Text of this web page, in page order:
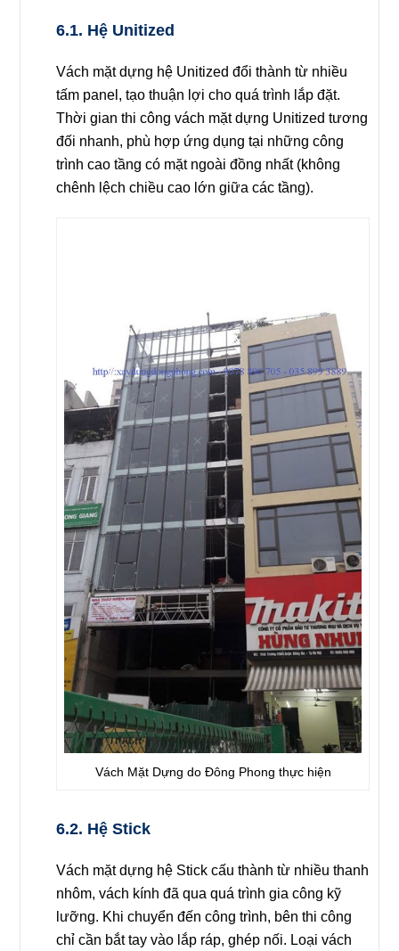
6.1. Hệ Unitized
Vách mặt dựng hệ Unitized đổi thành từ nhiều
tấm panel, tạo thuận lợi cho quá trình lắp đặt.
Thời gian thi công vách mặt dựng Unitized tương
đối nhanh, phù hợp ứng dụng tại những công
trình cao tầng có mặt ngoài đồng nhất (không
chênh lệch chiều cao lớn giữa các tầng).
Vách Mặt Dựng do Đông Phong thực hiện
6.2. Hệ Stick
Vách mặt dựng hệ Stick cấu thành từ nhiều thanh
nhôm, vách kính đã qua quá trình gia công kỹ
lưỡng. Khi chuyển đến công trình, bên thi công
chỉ cần bắt tay vào lắp ráp, ghép nối. Loại vách